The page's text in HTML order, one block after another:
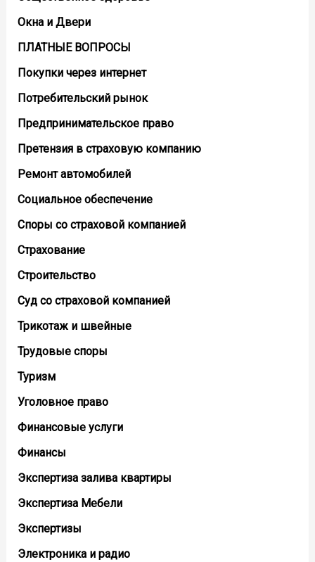
Окна и Двери
ПЛАТНЫЕ ВОПРОСЫ
Покупки через интернет
Потребительский рынок
Предпринимательское право
Претензия в страховую компанию
Ремонт автомобилей
Социальное обеспечение
Споры со страховой компанией
Страхование
Строительство
Суд со страховой компанией
Трикотаж и швейные
Трудовые споры
Туризм
Уголовное право
Финансовые услуги
Финансы
Экспертиза залива квартиры
Экспертиза Мебели
Экспертизы
Электроника и радио